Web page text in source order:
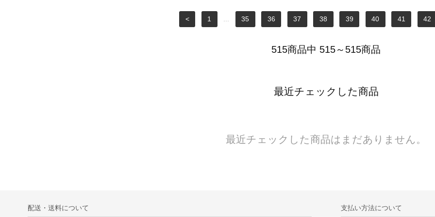
< 1 ... 35 36 37 38 39 40 41 42
515商品中 515～515商品
最近チェックした商品
最近チェックした商品はまだありません。
配送・送料について 支払い方法について